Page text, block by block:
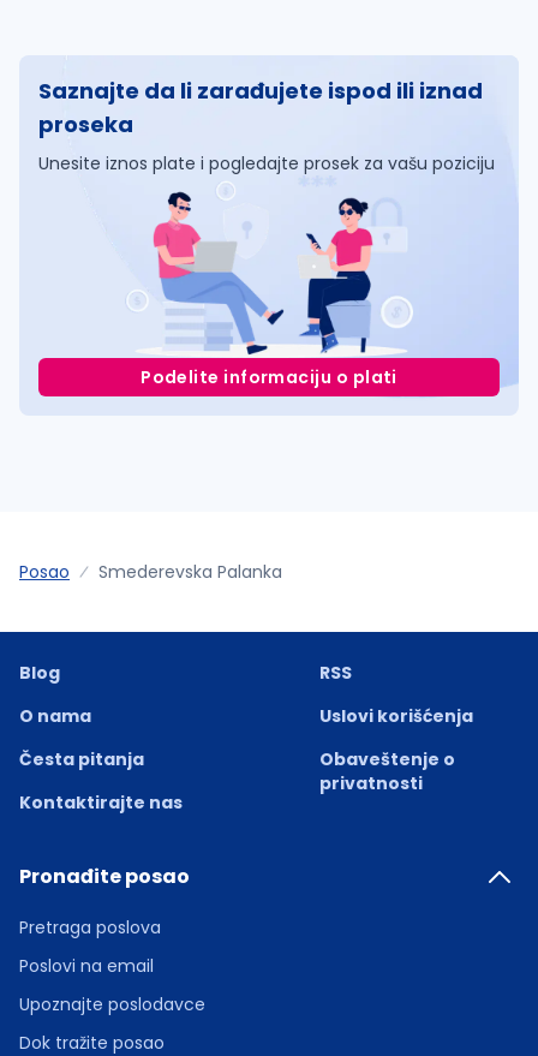
Saznajte da li zarađujete ispod ili iznad
proseka
Unesite iznos plate i pogledajte prosek za vašu poziciju
Podelite informaciju o plati
Posao Smederevska Palanka
Blog
O nama
Česta pitanja
Kontaktirajte nas
RSS
Uslovi korišćenja
Obaveštenje o
privatnosti
Pronađite posao
Pretraga poslova
Poslovi na email
Upoznajte poslodavce
Dok tražite posao